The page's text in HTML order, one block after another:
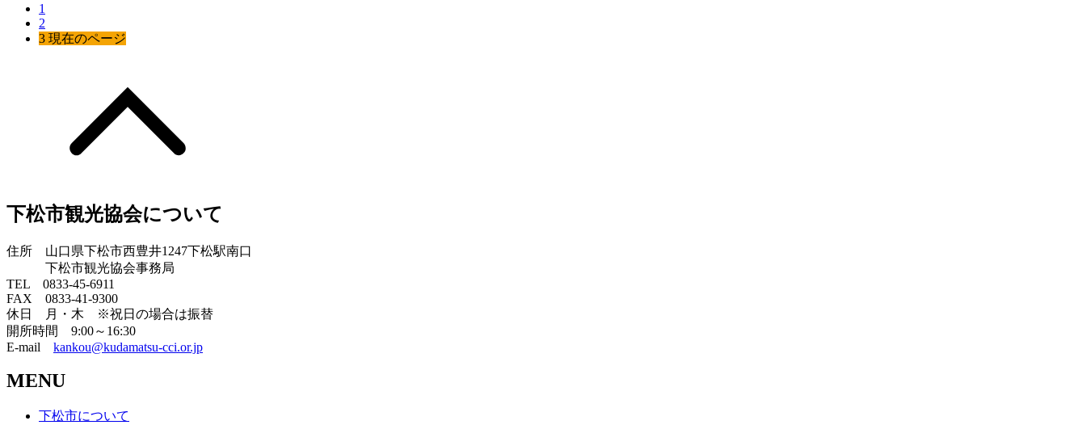
1
2
3 現在のページ
下松市観光協会について
住所 山口県下松市西豊井1247下松駅南口
下松市観光協会事務局
TEL 0833-45-6911
FAX 0833-41-9300
休日 月・木 ※祝日の場合は振替
開所時間 9:00～16:30
E-mail kankou@kudamatsu-cci.or.jp
MENU
下松市について